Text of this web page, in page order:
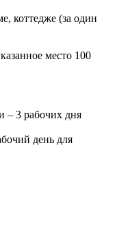
коттедже (за один
место 100
– 3 рабочих дня
день для